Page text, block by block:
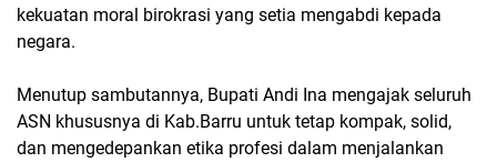
kekuatan moral birokrasi yang setia mengabdi kepada
negara.
Menutup sambutannya, Bupati Andi Ina mengajak seluruh
ASN khususnya di Kab.Barru untuk tetap kompak, solid,
dan mengedepankan etika profesi dalam menjalankan